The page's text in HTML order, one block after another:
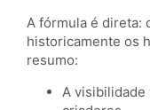
A fórmula é direta:
historicamente os
resumo:
A